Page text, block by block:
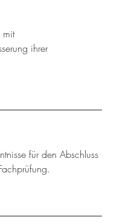
mit
ihrer
für den Abschluss